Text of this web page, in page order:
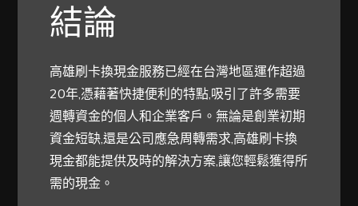
結論
高雄刷卡換現金服務已經在台灣地區運作超過
20年,憑藉著快捷便利的特點,吸引了許多需要
週轉資金的個人和企業客戶。無論是創業初期
資金短缺,還是公司應急周轉需求,高雄刷卡換
現金都能提供及時的解決方案,讓您輕鬆獲得所
需的現金。